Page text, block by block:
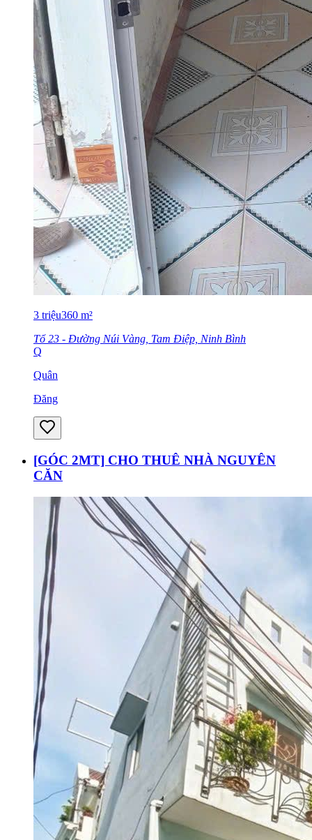
3 triệu360 m²
Tổ 23 - Đường Núi Vàng, Tam Điệp, Ninh Bình
Q
Quân
Đăng
[GÓC 2MT] CHO THUÊ NHÀ NGUYÊN
CĂN